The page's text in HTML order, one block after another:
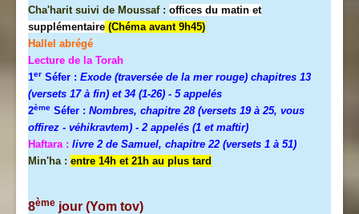
Cha'harit suivi de Moussaf : offices du matin et
supplémentaire (Chéma avant 9h45)
Hallel abrégé
Lecture de la Torah
1er Séfer : Exode (traversée de la mer rouge) chapitres 13
(versets 17 à fin) et 34 (1-26) - 5 appelés
2ème Séfer : Nombres, chapitre 28 (versets 19 à 25, vous
offirez - véhikravtem) - 2 appelés (1 et maftir)
Haftara : livre 2 de Samuel, chapitre 22 (versets 1 à 51)
Min'ha : entre 14h et 21h au plus tard
8ème jour (Yom tov)